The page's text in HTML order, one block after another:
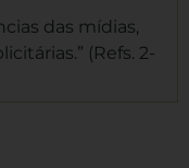
das mídias,
(Refs. 2-